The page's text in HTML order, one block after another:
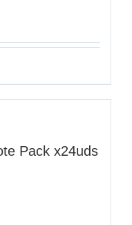
Pack x24uds